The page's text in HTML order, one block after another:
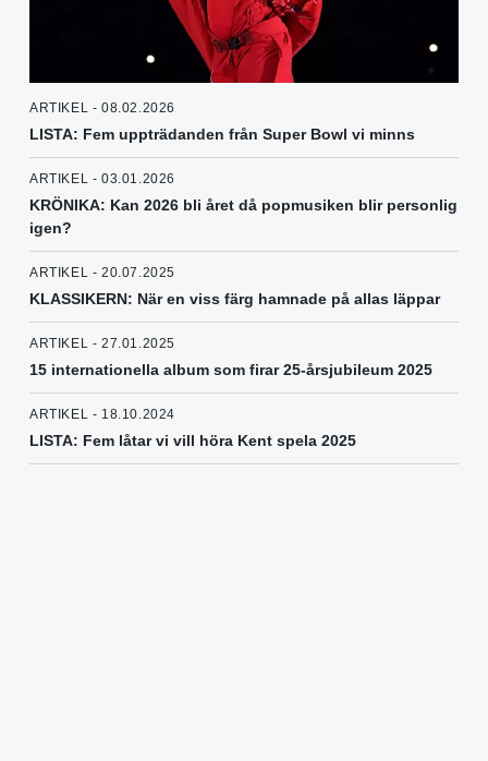
ARTIKEL - 08.02.2026
LISTA: Fem uppträdanden från Super Bowl vi minns
ARTIKEL - 03.01.2026
KRÖNIKA: Kan 2026 bli året då popmusiken blir personlig
igen?
ARTIKEL - 20.07.2025
KLASSIKERN: När en viss färg hamnade på allas läppar
ARTIKEL - 27.01.2025
15 internationella album som firar 25-årsjubileum 2025
ARTIKEL - 18.10.2024
LISTA: Fem låtar vi vill höra Kent spela 2025